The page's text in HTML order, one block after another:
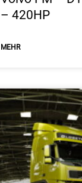
– 420HP
ΜEHR